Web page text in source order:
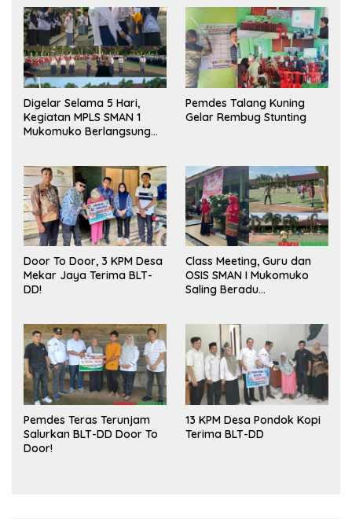
Digelar Selama 5 Hari,
Kegiatan MPLS SMAN 1
Mukomuko Berlangsung
Pemdes Talang Kuning
Gelar Rembug Stunting
Door To Door, 3 KPM Desa
Mekar Jaya Terima BLT-
DD!
Class Meeting, Guru dan
OSIS SMAN I Mukomuko
Saling Beradu
Pemdes Teras Terunjam
Salurkan BLT-DD Door To
Door!
13 KPM Desa Pondok Kopi
Terima BLT-DD